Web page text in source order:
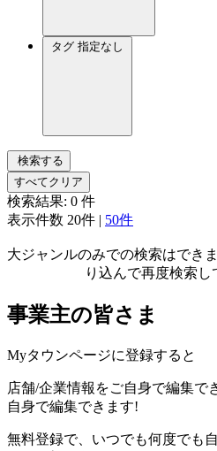
タグ 指定なし
検索する
すべてクリア
検索結果: 0 件
表示件数 20件 | 50件
大ジャンルのみでの検索はでき
り込んで再度検索し
事業主の皆さま
Myタウンページに登録すると
店舗/企業情報をご自身で編集で
自身で編集できます!
無料登録で、いつでも何度でも